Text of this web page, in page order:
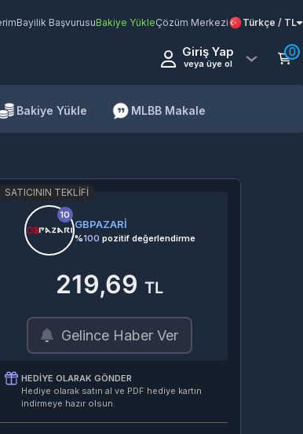
Bayilik BaşvurusuBakiye YükleÇözüm Merkezi Türkçe / TL
Giriş Yap
veya üye ol
0
Bakiye Yükle MLBB Makale
SATICININ TEKLIFI
10
GBPAZARİ
%100 pozitif değerlendirme
219,69TL
Gelince Haber Ver
HEDIYE OLARAK GÖNDER
Hediye olarak satın al ve PDF hediye kartın
indirmeye hazır olsun.